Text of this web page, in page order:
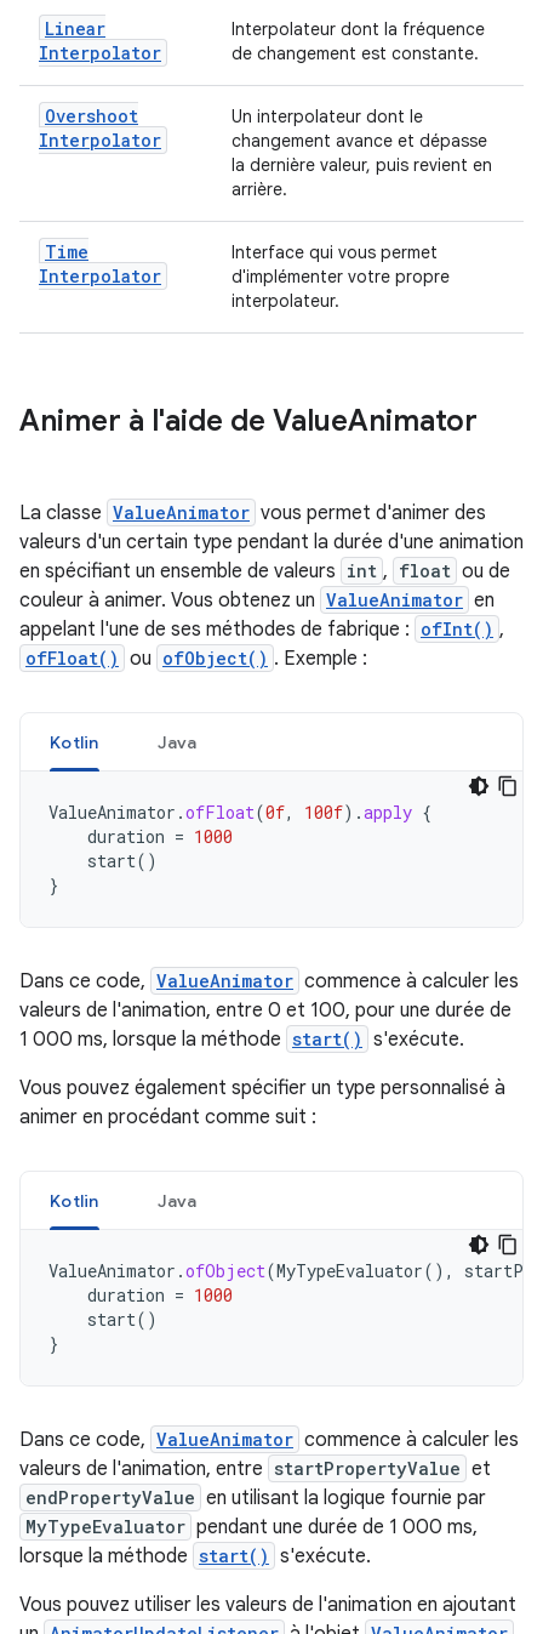
Linear
Interpolator
Interpolateur dont la fréquence
de changement est constante.
Overshoot
Interpolator
Un interpolateur dont le
changement avance et dépasse
la dernière valeur, puis revient en
arrière.
Time
Interpolator
Interface qui vous permet
d'implémenter votre propre
interpolateur.
Animer à l'aide de ValueAnimator
La classe ValueAnimator vous permet d'animer des
valeurs d'un certain type pendant la durée d'une animation
en spécifiant un ensemble de valeurs int , float ou de
couleur à animer. Vous obtenez un ValueAnimator en
appelant l'une de ses méthodes de fabrique : ofInt() ,
ofFloat() ou ofObject() . Exemple :
Kotlin Java
ValueAnimator .ofFloat(0f, 100f).apply {
duration = 1000
start()
}
Dans ce code, ValueAnimator commence à calculer les
valeurs de l'animation, entre 0 et 100, pour une durée de
1 000 ms, lorsque la méthode start() s'exécute.
Vous pouvez également spécifier un type personnalisé à
animer en procédant comme suit :
Kotlin Java
ValueAnimator .ofObject(MyTypeEvaluator(),
duration = 1000
start()
}
Dans ce code, ValueAnimator commence à calculer les
valeurs de l'animation, entre startPropertyValue et
endPropertyValue en utilisant la logique fournie par
MyTypeEvaluator pendant une durée de 1 000 ms,
lorsque la méthode start() s'exécute.
Vous pouvez utiliser les valeurs de l'animation en ajoutant